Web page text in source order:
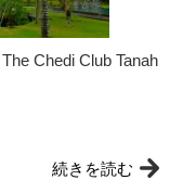
Chedi Club Tanah
続きを読む